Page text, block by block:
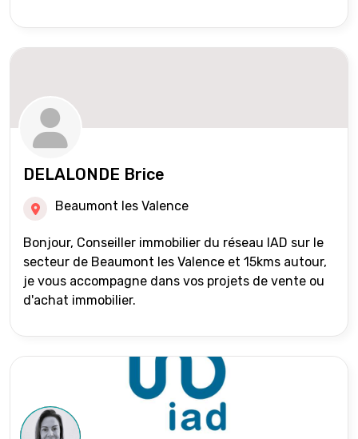
DELALONDE Brice
Beaumont les Valence
Bonjour, Conseiller immobilier du réseau IAD sur le
secteur de Beaumont les Valence et 15kms autour,
je vous accompagne dans vos projets de vente ou
d'achat immobilier.